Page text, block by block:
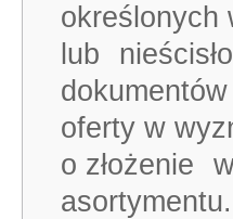
określonych
lub
oferty w
o złożenie
asortymentu.